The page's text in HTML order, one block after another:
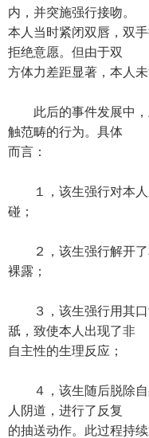
内，并突施强行接吻。
本人当时紧闭双唇，双
拒绝意愿。但由于双
方体力差距显著，本人未
此后的事件发展中，
触范畴的行为。具体
而言：
１，该生强行对本人
碰；
２，该生强行解开了
裸露；
３，该生强行用其口
舐，致使本人出现了非
自主性的生理反应；
４，该生随后脱除自
人阴道，进行了反复
的抽送动作。此过程持